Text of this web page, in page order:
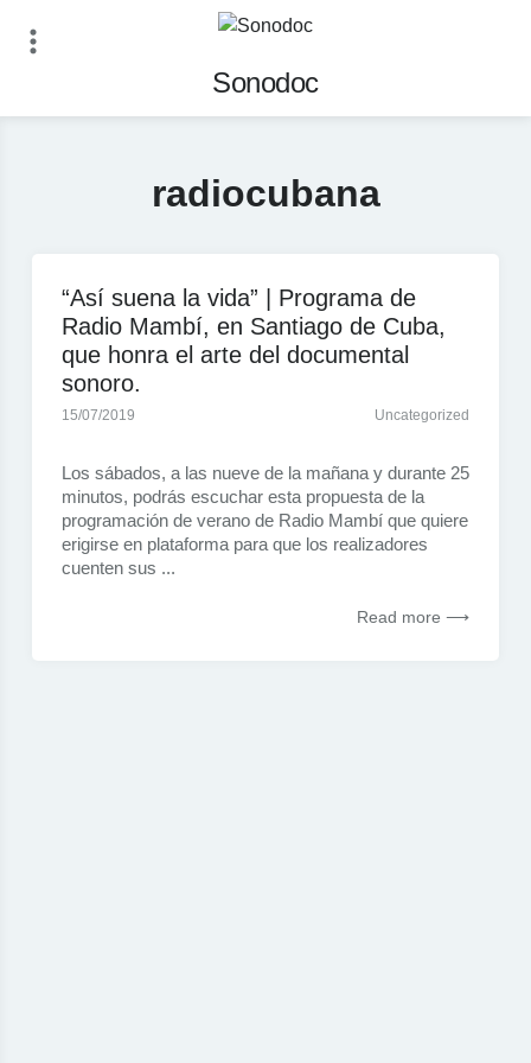
Skip
Sonodoc
radiocubana
“Así suena la vida” | Programa de
Radio Mambí, en Santiago de Cuba,
que honra el arte del documental
sonoro.
15/07/2019 Uncategorized
Los sábados, a las nueve de la mañana y durante 25
minutos, podrás escuchar esta propuesta de la
programación de verano de Radio Mambí que quiere
erigirse en plataforma para que los realizadores
cuenten sus ...
Read more ⟶